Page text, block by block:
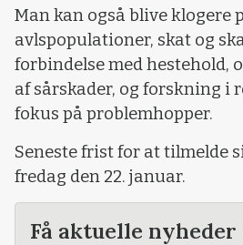
Man kan også blive klogere
avlspopulationer, skat og
forbindelse med hestehold,
af sårskader, og forskning i
fokus på problemhopper.
Seneste frist for at tilmelde
fredag den 22. januar.
Få aktuelle